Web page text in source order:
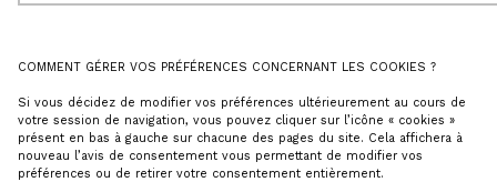
COMMENT GÉRER VOS PRÉFÉRENCES CONCERNANT LES COOKIES ?
Si vous décidez de modifier vos préférences ultérieurement au cours de
votre session de navigation, vous pouvez cliquer sur l’icône « cookies »
présent en bas à gauche sur chacune des pages du site. Cela affichera à
nouveau l’avis de consentement vous permettant de modifier vos
préférences ou de retirer votre consentement entièrement.